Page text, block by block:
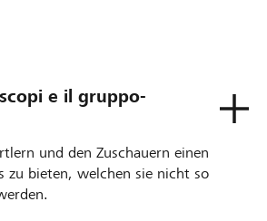
e il gruppo-
und den Zuschauern einen
zu bieten, welchen sie nicht so